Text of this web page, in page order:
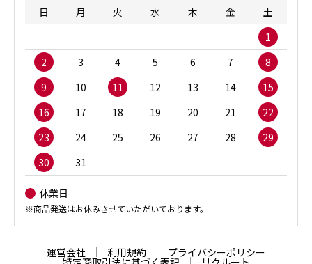
日
月 火 水 木 金
土
1
2
3 4 5 6 7
8
9
10 11 12 13 14
15
16
17 18 19 20 21
22
23
24 25 26 27 28
29
30
31
休業日
※商品発送はお休みさせていただいております。
運営会社 利用規約 プライバシーポリシー